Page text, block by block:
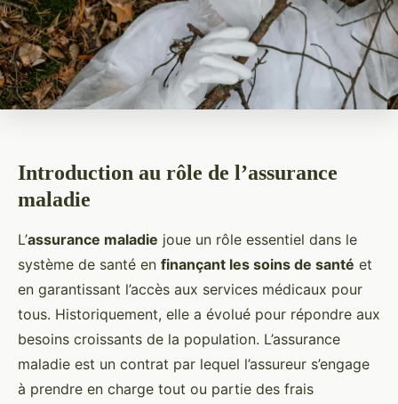
Introduction au rôle de l’assurance
maladie
L’assurance maladie joue un rôle essentiel dans le
système de santé en finançant les soins de santé et
en garantissant l’accès aux services médicaux pour
tous. Historiquement, elle a évolué pour répondre aux
besoins croissants de la population. L’assurance
maladie est un contrat par lequel l’assureur s’engage
à prendre en charge tout ou partie des frais